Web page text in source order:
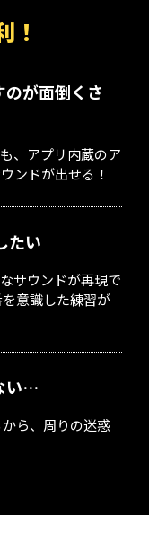
！
のが面倒くさ
、アプリ内蔵のア
ンドが出せる！
たい
サウンドが再現で
意識した練習が
い…
ら、周りの迷惑